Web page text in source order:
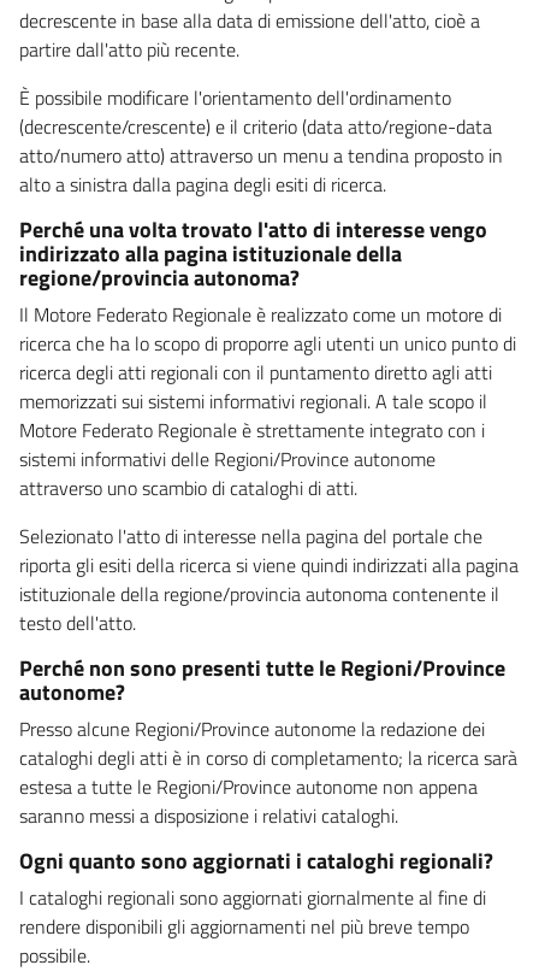
decrescente in base alla data di emissione dell'atto, cioè a
partire dall'atto più recente.
È possibile modificare l'orientamento dell'ordinamento
(decrescente/crescente) e il criterio (data atto/regione-data
atto/numero atto) attraverso un menu a tendina proposto in
alto a sinistra dalla pagina degli esiti di ricerca.
Perché una volta trovato l'atto di interesse vengo
indirizzato alla pagina istituzionale della
regione/provincia autonoma?
Il Motore Federato Regionale è realizzato come un motore di
ricerca che ha lo scopo di proporre agli utenti un unico punto di
ricerca degli atti regionali con il puntamento diretto agli atti
memorizzati sui sistemi informativi regionali. A tale scopo il
Motore Federato Regionale è strettamente integrato con i
sistemi informativi delle Regioni/Province autonome
attraverso uno scambio di cataloghi di atti.
Selezionato l'atto di interesse nella pagina del portale che
riporta gli esiti della ricerca si viene quindi indirizzati alla pagina
istituzionale della regione/provincia autonoma contenente il
testo dell'atto.
Perché non sono presenti tutte le Regioni/Province
autonome?
Presso alcune Regioni/Province autonome la redazione dei
cataloghi degli atti è in corso di completamento; la ricerca sarà
estesa a tutte le Regioni/Province autonome non appena
saranno messi a disposizione i relativi cataloghi.
Ogni quanto sono aggiornati i cataloghi regionali?
I cataloghi regionali sono aggiornati giornalmente al fine di
rendere disponibili gli aggiornamenti nel più breve tempo
possibile.